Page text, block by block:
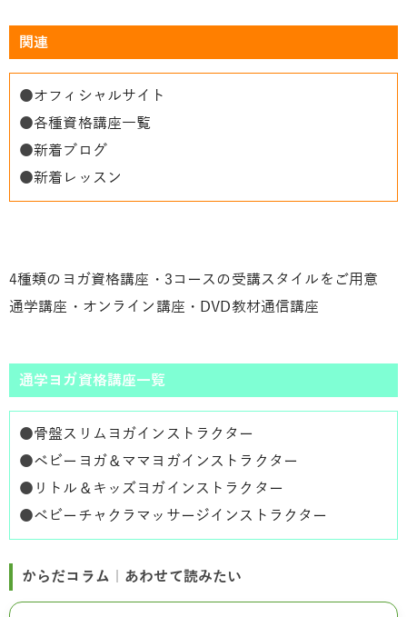
関連
●オフィシャルサイト
●各種資格講座一覧
●新着ブログ
●新着レッスン
4種類のヨガ資格講座・3コースの受講スタイルをご用意
通学講座・オンライン講座・DVD教材通信講座
通学ヨガ資格講座一覧
●骨盤スリムヨガインストラクター
●ベビーヨガ＆ママヨガインストラクター
● リトル＆キッズヨガインストラクター
●ベビーチャクラマッサージインストラクター
からだコラム｜あわせて読みたい